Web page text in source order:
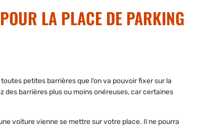
LA PLACE DE PARKING
toutes petites barrières que l’on va pouvoir fixer sur la
des barrières plus ou moins onéreuses, car certaines
voiture vienne se mettre sur votre place. Il ne pourra